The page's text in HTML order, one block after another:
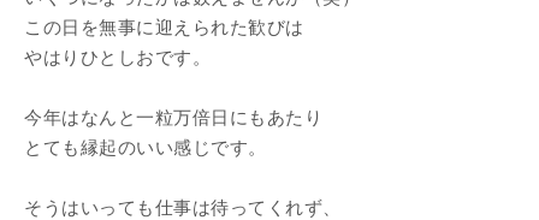
この日を無事に迎えられた歓びは
やはりひとしおです。
今年はなんと一粒万倍日にもあたり
とても縁起のいい感じです。
そうはいっても仕事は待ってくれず、